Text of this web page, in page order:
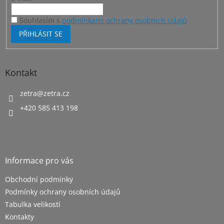
Souhlasím s podmínkami ochrany osobních údajů
PŘIHLÁSIT SE
Kontakt
zetra@zetra.cz
+420 585 413 198
Informace pro vás
Obchodní podmínky
Podmínky ochrany osobních údajů
Tabulka velikostí
Kontakty